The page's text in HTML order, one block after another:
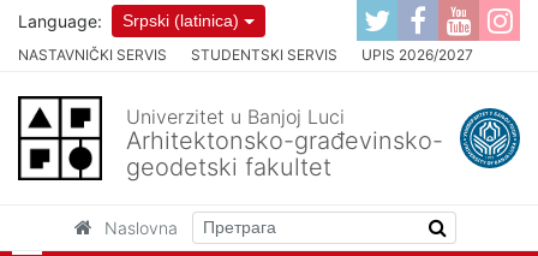
NASTAVNIČKI SERVIS STUDENTSKI SERVIS UPIS 2026/2027
Language: Srpski (latinica)
Univerzitet u Banjoj Luci
Arhitektonsko-građevinsko-
geodetski fakultet
Naslovna